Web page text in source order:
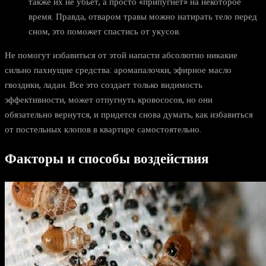
время. Правда, отваром травы можно натирать тело перед
сном, это поможет спастись от укусов.
Не помогут избавиться от этой напасти абсолютно никакие
сильно пахнущие средства: аромапалочки, эфирное масло
гвоздики, ладан. Все это создает только видимость
эффективности, может отпугнуть кровососов, но они
обязательно вернутся, и придется снова думать, как избавиться
от постельных клопов в квартире самостоятельно.
Факторы и способы воздействия